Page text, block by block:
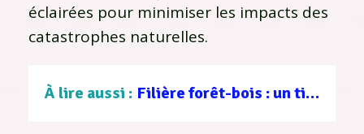
éclairées pour minimiser les impacts des
catastrophes naturelles.
À lire aussi : Filière forêt-bois : un tissu d’entreprises au service d’une gestion durable